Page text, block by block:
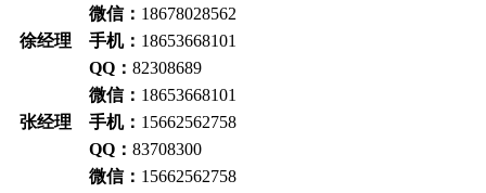
微信： 18678028562
徐经理 手机： 18653668101
QQ： 82308689
微信： 18653668101
张经理 手机： 15662562758
QQ： 83708300
微信： 15662562758